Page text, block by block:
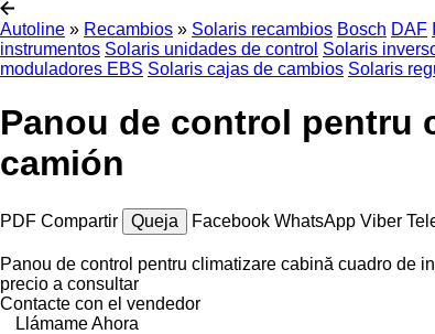
Autoline » Recambios » Solaris recambios Bosch DAF
instrumentos Solaris unidades de control Solaris
moduladores EBS Solaris cajas de cambios Solaris
Panou de control pentru
camión
PDF Compartir Queja Facebook WhatsApp Viber
Panou de control pentru climatizare cabină cuadro de
precio a consultar
Contacte con el vendedor
Llámame Ahora